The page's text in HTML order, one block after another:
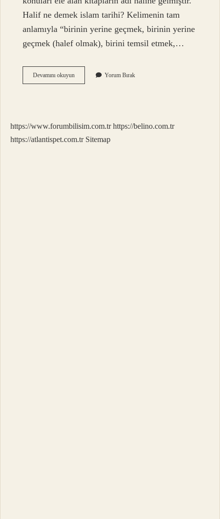
Halif ne demek islam tarihi? Kelimenin tam
anlamıyla “birinin yerine geçmek, birinin yerine
geçmek (halef olmak), birini temsil etmek,…
Devamını okuyunHilâf
Ne
Yorum Bırak
https://www.forumbilisim.com.tr https://belino.com.tr
https://atlantispet.com.tr Sitemap